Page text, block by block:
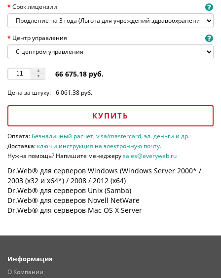
Срок лицензии
Центр управления
66 675.18 руб.
Цена за штуку: 6 061.38 руб.
КУПИТЬ
Оплата:безналичный расчет, visa/mastercard, эл. деньги и др.
Доставка: ключ и инструкция на электронную почту.
Нужна помощь? Напишите менеджеруsales@everyweb.ru
Dr.Web® для серверов Windows (Windows Server 2000* /
2003 (х32 и х64*) / 2008 / 2012 (х64)
Dr.Web® для серверов Unix (Samba)
Dr.Web® для серверов Novell NetWare
Dr.Web® для серверов Mac OS X Server
Информация
О Компании